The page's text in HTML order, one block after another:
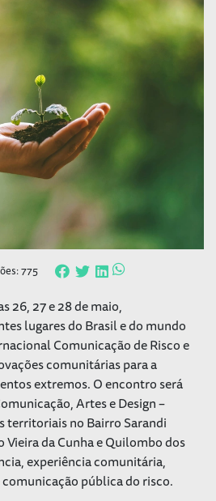
775
26, 27 e 28 de maio,
lugares do Brasil e do mundo
Comunicação de Risco e
comunitárias para a
extremos. O encontro será
Artes e Design –
territoriais no Bairro Sarandi
Vieira da Cunha e Quilombo dos
experiência comunitária,
pública do risco.